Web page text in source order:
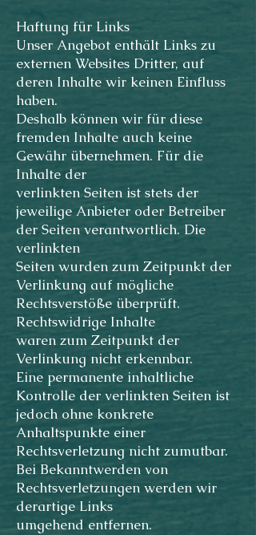
Haftung für Links
Unser Angebot enthält Links zu
externen Websites Dritter, auf
deren Inhalte wir keinen Einfluss
haben.
Deshalb können wir für diese
fremden Inhalte auch keine
Gewähr übernehmen. Für die
Inhalte der
verlinkten Seiten ist stets der
jeweilige Anbieter oder Betreiber
der Seiten verantwortlich. Die
verlinkten
Seiten wurden zum Zeitpunkt der
Verlinkung auf mögliche
Rechtsverstöße überprüft.
Rechtswidrige Inhalte
waren zum Zeitpunkt der
Verlinkung nicht erkennbar.
Eine permanente inhaltliche
Kontrolle der verlinkten Seiten ist
jedoch ohne konkrete
Anhaltspunkte einer
Rechtsverletzung nicht zumutbar.
Bei Bekanntwerden von
Rechtsverletzungen werden wir
derartige Links
umgehend entfernen.